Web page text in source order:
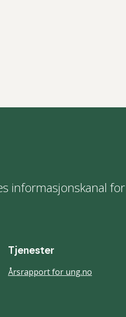
informasjonskanal
Tjenester
Årsrapport for ung.no